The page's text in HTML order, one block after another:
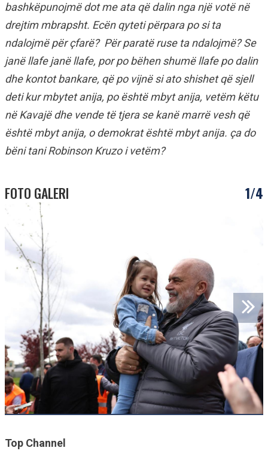
bashkëpunojmë dot me ata që dalin nga një votë në
drejtim mbrapsht. Ecën qyteti përpara po si ta
ndalojmë për çfarë? Për paratë ruse ta ndalojmë? Se
janë llafe janë llafe, por po bëhen shumë llafe po dalin
dhe kontot bankare, që po vijnë si ato shishet që sjell
deti kur mbytet anija, po është mbyt anija, vetëm këtu
në Kavajë dhe vende të tjera se kanë marrë vesh që
është mbyt anija, o demokrat është mbyt anija. ça do
bëni tani Robinson Kruzo i vetëm?
FOTO GALERI 1/4
Top Channel